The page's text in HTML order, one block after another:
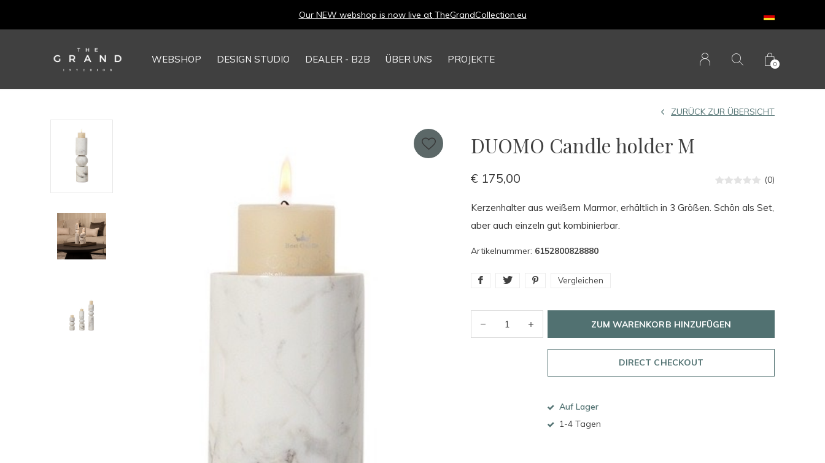
WEBSHOP DESIGN STUDIO DEALER - B2B ÜBER UNS PROJEKTE 0
Our NEW webshop is now live at TheGrandCollection.eu
DUOMO Candle holder M
ZURÜCK ZUR ÜBERSICHT
€ 175,00 (0)
Kerzenhalter aus weißem Marmor, erhältlich in 3 Größen. Schön als Set,
aber auch einzeln gut kombinierbar.
Artikelnummer: 6152800828880
Vergleichen
ZUM WARENKORB HINZUFÜGEN
DIRECT CHECKOUT
Auf Lager
1-4 Tagen